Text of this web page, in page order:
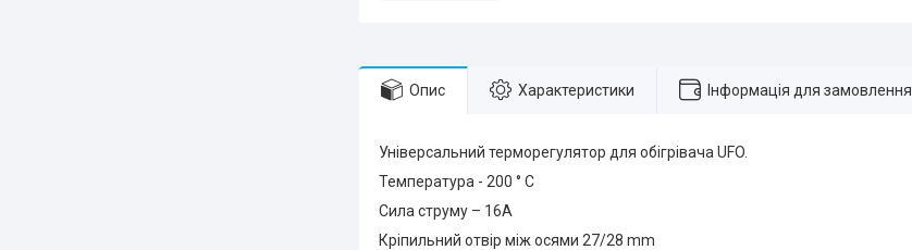
Опис Характеристики Інформація для замовлення
Універсальний терморегулятор для обігрівача UFO.
Температура - 200 ° С
Сила струму – 16А
Кріпильний отвір між осями 27/28 mm